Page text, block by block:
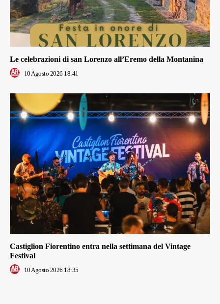
Le celebrazioni di san Lorenzo all’Eremo della Montanina
10 Agosto 2026 18:41
Castiglion Fiorentino entra nella settimana del Vintage
Festival
10 Agosto 2026 18:35